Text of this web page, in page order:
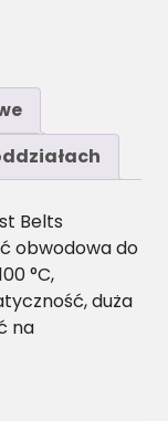
Belts
obwodowa do
°C,
duża
na